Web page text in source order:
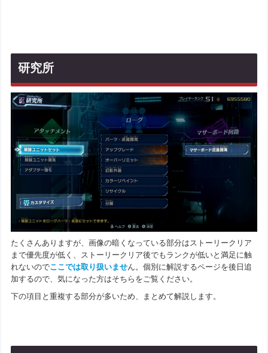
研究所
たくさんありますが、画像の暗くなっている部分はストーリークリア
まで優先度が低く、ストーリークリア後でもランクが低いと満足に触
れないのでここでは取り扱いません。個別に解説するページを後日追
加するので、気になった方はそちらをご覧ください。
下の項目と重複する部分が多いため、まとめて解説します。